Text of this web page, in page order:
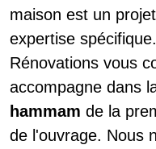
maison est un
expertise
Rénovations vous
accompagne dans
hammam de la
de l'ouvrage. Nous